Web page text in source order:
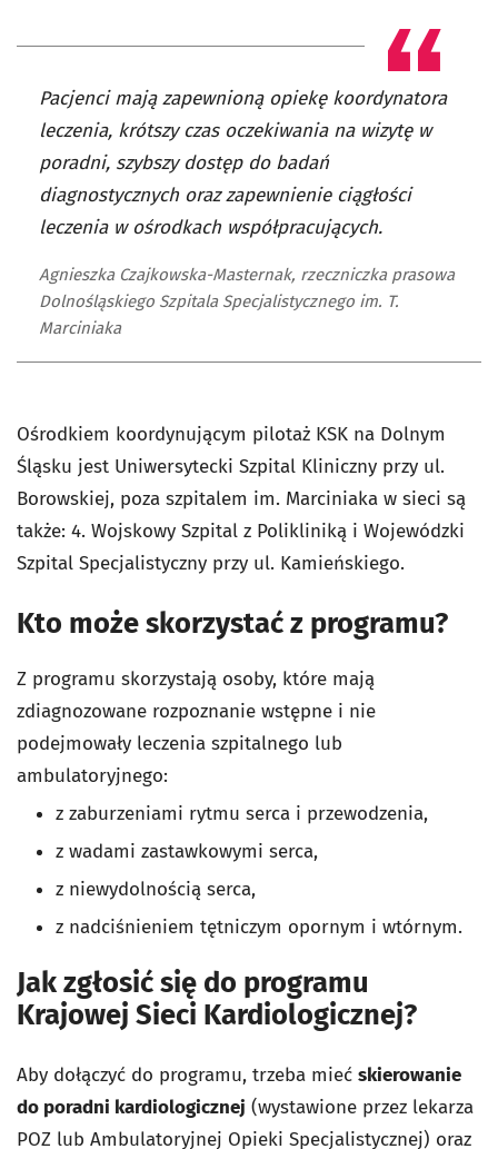
Pacjenci mają zapewnioną opiekę koordynatora
leczenia, krótszy czas oczekiwania na wizytę w
poradni, szybszy dostęp do badań
diagnostycznych oraz zapewnienie ciągłości
leczenia w ośrodkach współpracujących.
Agnieszka Czajkowska-Masternak, rzeczniczka prasowa
Dolnośląskiego Szpitala Specjalistycznego im. T.
Marciniaka
Ośrodkiem koordynującym pilotaż KSK na Dolnym
Śląsku jest Uniwersytecki Szpital Kliniczny przy ul.
Borowskiej, poza szpitalem im. Marciniaka w sieci są
także: 4. Wojskowy Szpital z Polikliniką i Wojewódzki
Szpital Specjalistyczny przy ul. Kamieńskiego.
Kto może skorzystać z programu?
Z programu skorzystają osoby, które mają
zdiagnozowane rozpoznanie wstępne i nie
podejmowały leczenia szpitalnego lub
ambulatoryjnego:
z zaburzeniami rytmu serca i przewodzenia,
z wadami zastawkowymi serca,
z niewydolnością serca,
z nadciśnieniem tętniczym opornym i wtórnym.
Jak zgłosić się do programu
Krajowej Sieci Kardiologicznej?
Aby dołączyć do programu, trzeba mieć skierowanie
do poradni kardiologicznej (wystawione przez lekarza
POZ lub Ambulatoryjnej Opieki Specjalistycznej) oraz